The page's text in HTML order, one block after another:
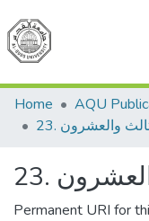
Home
AQU
الثالث والعشرون
والعشرون
Permanent URI for